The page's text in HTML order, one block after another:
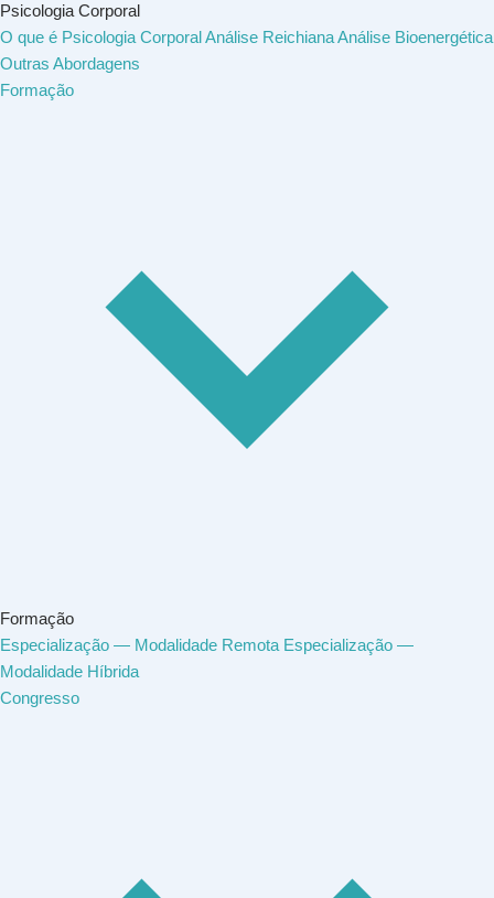
Psicologia Corporal
O que é Psicologia CorporalAnálise ReichianaAnálise Bioenergética
Outras Abordagens
Formação
Formação
Especialização — Modalidade Remota Especialização —
Modalidade Híbrida
Congresso